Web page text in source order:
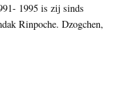
1995 is zij sinds
Rinpoche. Dzogchen,